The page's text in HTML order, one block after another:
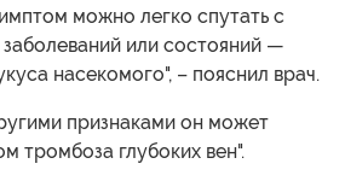
можно легко спутать с
или состояний —
насекомого", – пояснил врач.
признаками он может
тромбоза глубоких вен".